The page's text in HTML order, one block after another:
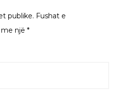
publike. Fushat e
një *